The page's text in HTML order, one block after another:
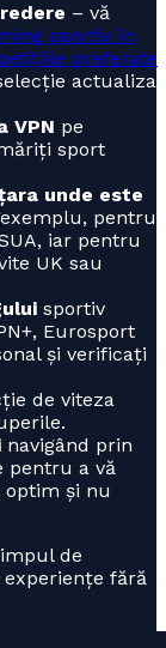
– vă
sportiv în
preferate
VPN pe
sport
unde este
exemplu, pentru
iar pentru
UK sau
sportiv
Eurosport
și verificați
de viteza
navigând prin
pentru a vă
optim și nu
de
fără